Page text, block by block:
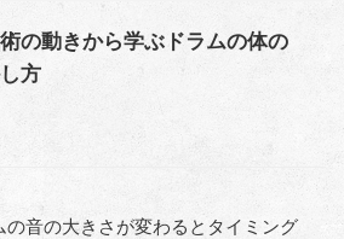
の動きから学ぶドラムの体の
方
の音の大きさが変わるとタイミング